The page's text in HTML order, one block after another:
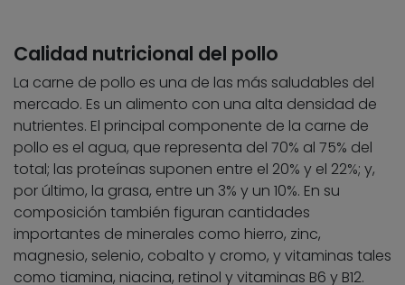
Calidad nutricional del pollo
La carne de pollo es una de las más saludables del
mercado. Es un alimento con una alta densidad de
nutrientes. El principal componente de la carne de
pollo es el agua, que representa del 70% al 75% del
total; las proteínas suponen entre el 20% y el 22%; y,
por último, la grasa, entre un 3% y un 10%. En su
composición también figuran cantidades
importantes de minerales como hierro, zinc,
magnesio, selenio, cobalto y cromo, y vitaminas tales
como tiamina, niacina, retinol y vitaminas B6 y B12.